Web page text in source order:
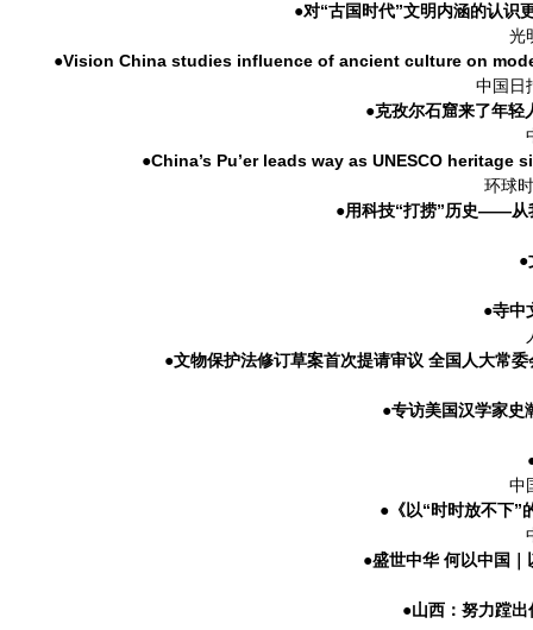
●对“古国时代”文明内涵的认
光
●Vision China studies influence of ancient culture on
中国日
●克孜尔石窟来了年轻
●China’s Pu’er leads way as UNESCO heritage
环球
●用科技“打捞”历史——从
●
●寺中
●文物保护法修订草案首次提请审议 全国人大常
●专访美国汉学家史
中
●《以“时时放不下”
●盛世中华 何以中国
●山西：努力蹚